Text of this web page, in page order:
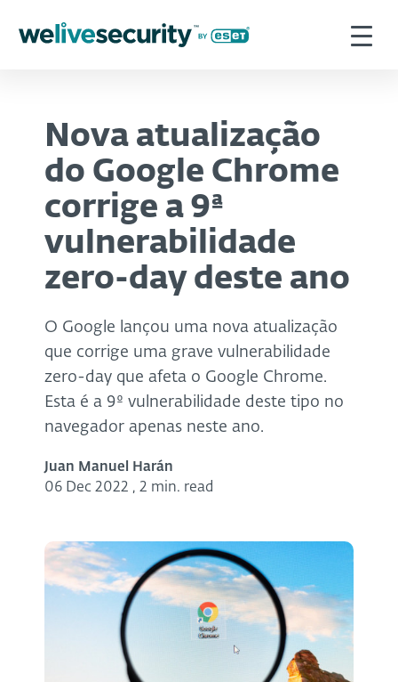
Nova atualização
do Google Chrome
corrige a 9ª
vulnerabilidade
zero-day deste ano
O Google lançou uma nova atualização
que corrige uma grave vulnerabilidade
zero-day que afeta o Google Chrome.
Esta é a 9º vulnerabilidade deste tipo no
navegador apenas neste ano.
Juan Manuel Harán
06 Dec 2022 , 2 min. read